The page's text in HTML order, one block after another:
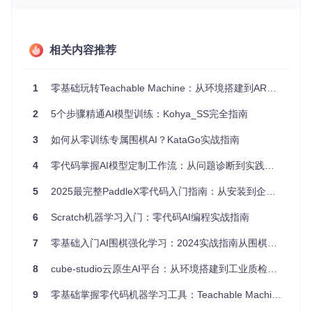
寸调整和格式转换，为后续训练做好准备。
标签准确率
75%
98%
数据多样性
中等 高
通过以上数据可以看出，经过Kohya's GUI的数据准备工具处
定了良好的基础。
配置模型训练参数
问题：参数设置复杂难以掌握
对于AI技术入门者来说，模型训练参数的设置往往是一个难
稍有不慎就会导致训练失败或效果不佳。
相关内容推荐
1 零基础玩转Teachable Machine：从环境搭建到AR滤镜开发全指南
2 5个步骤精通AI模型训练：Kohya_SS完全指南
3 如何从零训练专属围棋AI？KataGo实战指南
4 零代码掌握AI模型定制工作流：从问题诊断到实践落地的完整指南
5 2025最完整PaddleX零代码入门指南：从安装到企业级AI部署全流程
6 Scratch机器学习入门：零代码AI编程实战指南
7 零基础入门AI围棋强化学习：2024实战指南从围棋小白到AI训练师
8 cube-studio云原生AI平台：从环境搭建到工业质检的全流程实践指南
9 零基础掌握零代码机器学习工具：Teachable Machine实战指南